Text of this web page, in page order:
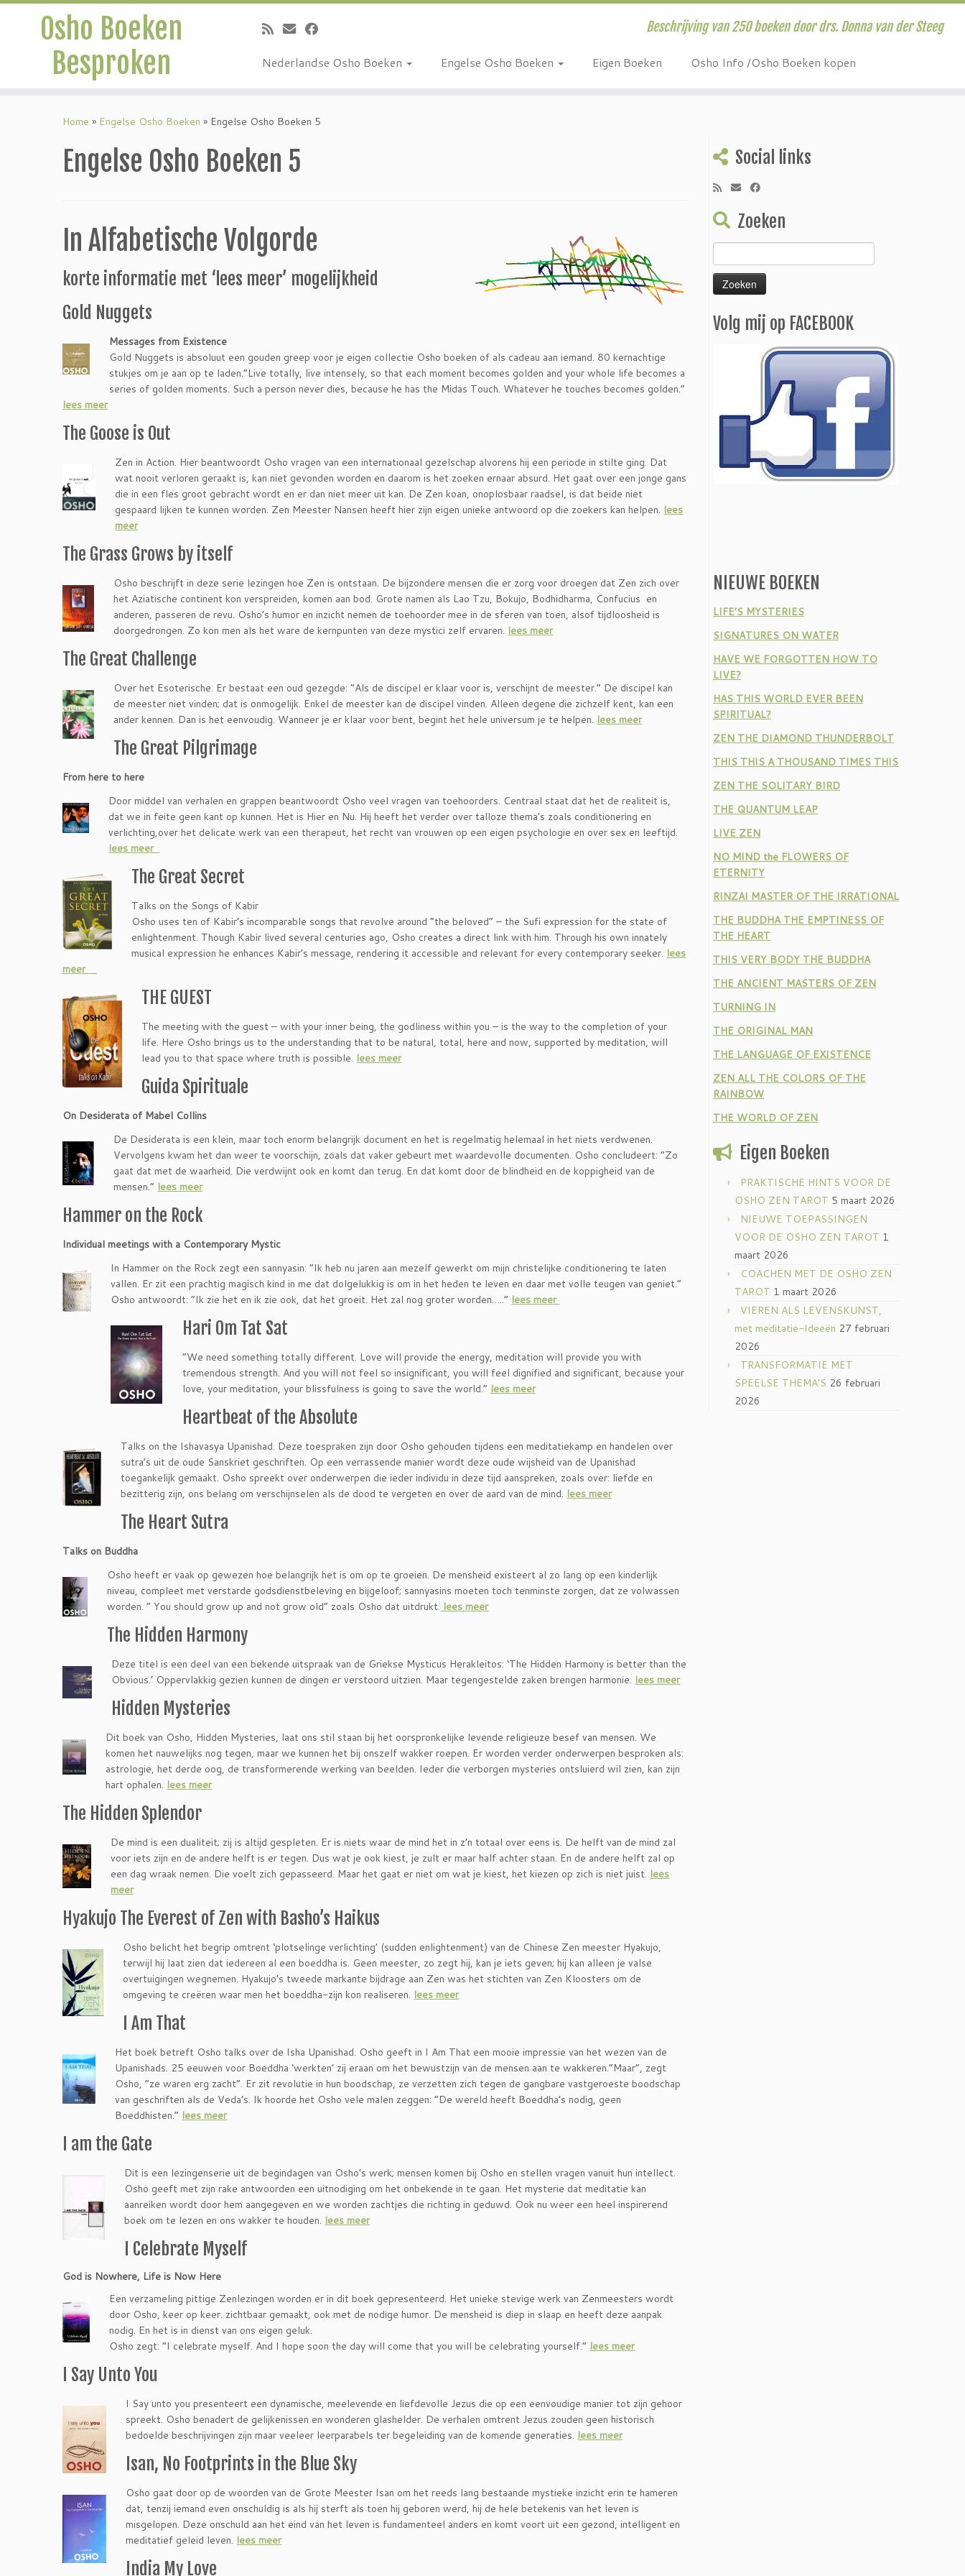
Osho Boeken
Besproken
Beschrijving van 250 boeken door drs. Donna van der Steeg
Nederlandse Osho Boeken Engelse Osho Boeken Eigen Boeken Osho Info /Osho Boeken kopen
Home » Engelse Osho Boeken » Engelse Osho Boeken 5
Engelse Osho Boeken 5
In Alfabetische Volgorde
korte informatie met ‘lees meer’ mogelijkheid
Gold Nuggets
Messages from Existence
Gold Nuggets is absoluut een gouden greep voor je eigen collectie Osho boeken of als cadeau aan iemand. 80 kernachtige
stukjes om je aan op te laden.”Live totally, live intensely, so that each moment becomes golden and your whole life becomes a
series of golden moments. Such a person never dies, because he has the Midas Touch. Whatever he touches becomes golden.”
lees meer
The Goose is Out
Zen in Action. Hier beantwoordt Osho vragen van een internationaal gezelschap alvorens hij een periode in stilte ging. Dat
wat nooit verloren geraakt is, kan niet gevonden worden en daarom is het zoeken ernaar absurd. Het gaat over een jonge gans
die in een fles groot gebracht wordt en er dan niet meer uit kan. De Zen koan, onoplosbaar raadsel, is dat beide niet
gespaard lijken te kunnen worden. Zen Meester Nansen heeft hier zijn eigen unieke antwoord op die zoekers kan helpen. lees
meer
The Grass Grows by itself
Osho beschrijft in deze serie lezingen hoe Zen is ontstaan. De bijzondere mensen die er zorg voor droegen dat Zen zich over
het Aziatische continent kon verspreiden, komen aan bod. Grote namen als Lao Tzu, Bokujo, Bodhidharma, Confucius en
anderen, passeren de revu. Osho’s humor en inzicht nemen de toehoorder mee in de sferen van toen, alsof tijdloosheid is
doorgedrongen. Zo kon men als het ware de kernpunten van deze mystici zelf ervaren. lees meer
The Great Challenge
Over het Esoterische. Er bestaat een oud gezegde: “Als de discipel er klaar voor is, verschijnt de meester.” De discipel kan
de meester niet vinden; dat is onmogelijk. Enkel de meester kan de discipel vinden. Alleen degene die zichzelf kent, kan een
ander kennen. Dan is het eenvoudig. Wanneer je er klaar voor bent, begint het hele universum je te helpen. lees meer
The Great Pilgrimage
From here to here
Door middel van verhalen en grappen beantwoordt Osho veel vragen van toehoorders. Centraal staat dat het de realiteit is,
dat we in feite geen kant op kunnen. Het is Hier en Nu. Hij heeft het verder over talloze thema’s zoals conditionering en
verlichting,over het delicate werk van een therapeut, het recht van vrouwen op een eigen psychologie en over sex en leeftijd.
lees meer
The Great Secret
Talks on the Songs of Kabir
Osho uses ten of Kabir’s incomparable songs that revolve around “the beloved” – the Sufi expression for the state of
enlightenment. Though Kabir lived several centuries ago, Osho creates a direct link with him. Through his own innately
musical expression he enhances Kabir’s message, rendering it accessible and relevant for every contemporary seeker. lees
meer
THE GUEST
The meeting with the guest – with your inner being, the godliness within you – is the way to the completion of your
life. Here Osho brings us to the understanding that to be natural, total, here and now, supported by meditation, will
lead you to that space where truth is possible. lees meer
Guida Spirituale
On Desiderata of Mabel Collins
De Desiderata is een klein, maar toch enorm belangrijk document en het is regelmatig helemaal in het niets verdwenen.
Vervolgens kwam het dan weer te voorschijn, zoals dat vaker gebeurt met waardevolle documenten. Osho concludeert: ”Zo
gaat dat met de waarheid. Die verdwijnt ook en komt dan terug. En dat komt door de blindheid en de koppigheid van de
mensen.” lees meer
Hammer on the Rock
Individual meetings with a Contemporary Mystic
In Hammer on the Rock zegt een sannyasin: “Ik heb nu jaren aan mezelf gewerkt om mijn christelijke conditionering te laten
vallen. Er zit een prachtig magisch kind in me dat dolgelukkig is om in het heden te leven en daar met volle teugen van geniet.”
Osho antwoordt: “Ik zie het en ik zie ook, dat het groeit. Het zal nog groter worden…..” lees meer
Hari Om Tat Sat
“We need something totally different. Love will provide the energy, meditation will provide you with
tremendous strength. And you will not feel so insignificant, you will feel dignified and significant, because your
love, your meditation, your blissfulness is going to save the world.” lees meer
Heartbeat of the Absolute
Talks on the Ishavasya Upanishad. Deze toespraken zijn door Osho gehouden tijdens een meditatiekamp en handelen over
sutra’s uit de oude Sanskriet geschriften. Op een verrassende manier wordt deze oude wijsheid van de Upanishad
toegankelijk gemaakt. Osho spreekt over onderwerpen die ieder individu in deze tijd aanspreken, zoals over: liefde en
bezitterig zijn, ons belang om verschijnselen als de dood te vergeten en over de aard van de mind. lees meer
The Heart Sutra
Talks on Buddha
Osho heeft er vaak op gewezen hoe belangrijk het is om op te groeien. De mensheid existeert al zo lang op een kinderlijk
niveau, compleet met verstarde godsdienstbeleving en bijgeloof; sannyasins moeten toch tenminste zorgen, dat ze volwassen
worden. ” You should grow up and not grow old” zoals Osho dat uitdrukt. lees meer
The Hidden Harmony
Deze titel is een deel van een bekende uitspraak van de Griekse Mysticus Herakleitos: ‘The Hidden Harmony is better than the
Obvious.’ Oppervlakkig gezien kunnen de dingen er verstoord uitzien. Maar tegengestelde zaken brengen harmonie. lees meer
Hidden Mysteries
Dit boek van Osho, Hidden Mysteries, laat ons stil staan bij het oorspronkelijke levende religieuze besef van mensen. We
komen het nauwelijks nog tegen, maar we kunnen het bij onszelf wakker roepen. Er worden verder onderwerpen besproken als:
astrologie, het derde oog, de transformerende werking van beelden. Ieder die verborgen mysteries ontsluierd wil zien, kan zijn
hart ophalen. lees meer
The Hidden Splendor
De mind is een dualiteit; zij is altijd gespleten. Er is niets waar de mind het in z’n totaal over eens is. De helft van de mind zal
voor iets zijn en de andere helft is er tegen. Dus wat je ook kiest, je zult er maar half achter staan. En de andere helft zal op
een dag wraak nemen. Die voelt zich gepasseerd. Maar het gaat er niet om wat je kiest, het kiezen op zich is niet juist. lees
meer
Hyakujo The Everest of Zen with Basho’s Haikus
Osho belicht het begrip omtrent ‘plotselinge verlichting’ (sudden enlightenment) van de Chinese Zen meester Hyakujo,
terwijl hij laat zien dat iedereen al een boeddha is. Geen meester, zo zegt hij, kan je iets geven; hij kan alleen je valse
overtuigingen wegnemen. Hyakujo’s tweede markante bijdrage aan Zen was het stichten van Zen Kloosters om de
omgeving te creëren waar men het boeddha-zijn kon realiseren. lees meer
I Am That
Het boek betreft Osho talks over de Isha Upanishad. Osho geeft in I Am That een mooie impressie van het wezen van de
Upanishads. 25 eeuwen voor Boeddha ‘werkten’ zij eraan om het bewustzijn van de mensen aan te wakkeren.”Maar”, zegt
Osho, “ze waren erg zacht”. Er zit revolutie in hun boodschap, ze verzetten zich tegen de gangbare vastgeroeste boodschap
van geschriften als de Veda’s. Ik hoorde het Osho vele malen zeggen: “De wereld heeft Boeddha’s nodig, geen
Boeddhisten.” lees meer
I am the Gate
Dit is een lezingenserie uit de begindagen van Osho’s werk; mensen komen bij Osho en stellen vragen vanuit hun intellect.
Osho geeft met zijn rake antwoorden een uitnodiging om het onbekende in te gaan. Het mysterie dat meditatie kan
aanreiken wordt door hem aangegeven en we worden zachtjes die richting in geduwd. Ook nu weer een heel inspirerend
boek om te lezen en ons wakker te houden. lees meer
I Celebrate Myself
God is Nowhere, Life is Now Here
Een verzameling pittige Zenlezingen worden er in dit boek gepresenteerd. Het unieke stevige werk van Zenmeesters wordt
door Osho, keer op keer. zichtbaar gemaakt, ook met de nodige humor. De mensheid is diep in slaap en heeft deze aanpak
nodig. En het is in dienst van ons eigen geluk.
Osho zegt: “I celebrate myself. And I hope soon the day will come that you will be celebrating yourself.” lees meer
I Say Unto You
I Say unto you presenteert een dynamische, meelevende en liefdevolle Jezus die op een eenvoudige manier tot zijn gehoor
spreekt. Osho benadert de gelijkenissen en wonderen glashelder. De verhalen omtrent Jezus zouden geen historisch
bedoelde beschrijvingen zijn maar veeleer leerparabels ter begeleiding van de komende generaties. lees meer
Isan, No Footprints in the Blue Sky
Osho gaat door op de woorden van de Grote Meester Isan om het reeds lang bestaande mystieke inzicht erin te hameren
dat, tenzij iemand even onschuldig is als hij sterft als toen hij geboren werd, hij de hele betekenis van het leven is
misgelopen. Deze onschuld aan het eind van het leven is fundamenteel anders en komt voort uit een gezond, intelligent en
meditatief geleid leven. lees meer
India My Love
Social links
Zoeken
naar:
Volg mij op FACEBOOK
NIEUWE BOEKEN
LIFE’S MYSTERIES
SIGNATURES ON WATER
HAVE WE FORGOTTEN HOW TO
LIVE?
HAS THIS WORLD EVER BEEN
SPIRITUAL?
ZEN THE DIAMOND THUNDERBOLT
THIS THIS A THOUSAND TIMES THIS
ZEN THE SOLITARY BIRD
THE QUANTUM LEAP
LIVE ZEN
NO MIND the FLOWERS OF
ETERNITY
RINZAI MASTER OF THE IRRATIONAL
THE BUDDHA THE EMPTINESS OF
THE HEART
THIS VERY BODY THE BUDDHA
THE ANCIENT MASTERS OF ZEN
TURNING IN
THE ORIGINAL MAN
THE LANGUAGE OF EXISTENCE
ZEN ALL THE COLORS OF THE
RAINBOW
THE WORLD OF ZEN
Eigen Boeken
PRAKTISCHE HINTS VOOR DE
OSHO ZEN TAROT 5 maart 2026
NIEUWE TOEPASSINGEN
VOOR DE OSHO ZEN TAROT 1
maart 2026
COACHEN MET DE OSHO ZEN
TAROT 1 maart 2026
VIEREN ALS LEVENSKUNST,
met meditatie-Ideeën 27 februari
2026
TRANSFORMATIE MET
SPEELSE THEMA’S 26 februari
2026